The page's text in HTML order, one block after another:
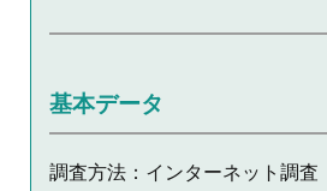
基本データ
調査方法：インターネット調査